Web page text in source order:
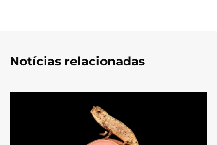
Notícias relacionadas